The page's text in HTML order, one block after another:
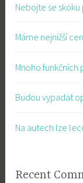
Nebojte se
Máme nejnižší
Mnoho funkčních
Budou vypadat
Na autech lze
Recent